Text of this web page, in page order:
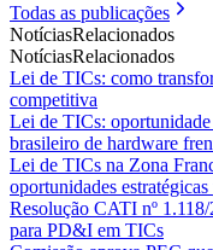
Todas as publicações
NotíciasRelacionados
NotíciasRelacionados
Lei de TICs: como
competitiva
Lei de TICs:
brasileiro de hardware
Lei de TICs na Zona
oportunidades
Resolução CATI nº
para PD&I em TICs